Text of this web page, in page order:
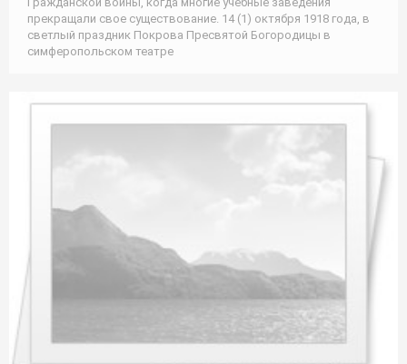
прекращали свое существование. 14 (1) октября 1918 года, в
светлый праздник Покрова Пресвятой Богородицы в
симферопольском театре